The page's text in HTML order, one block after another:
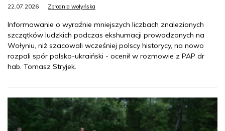
22.07.2026 Zbrodnia wołyńska
Informowanie o wyraźnie mniejszych liczbach znalezionych
szczątków ludzkich podczas ekshumacji prowadzonych na
Wołyniu, niż szacowali wcześniej polscy historycy, na nowo
rozpali spór polsko-ukraiński - ocenił w rozmowie z PAP dr
hab. Tomasz Stryjek.